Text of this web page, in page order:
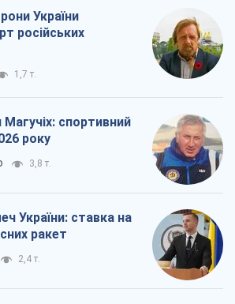
України
російських
1,7 т.
Магучіх: спортивний
року
3,8 т.
України: ставка на
ракет
2,4 т.